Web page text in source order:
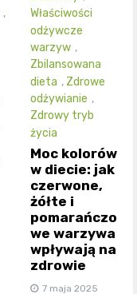
,
Właściwości
odżywcze
warzyw ,
Zbilansowana
dieta , Zdrowe
odżywianie ,
Zdrowy tryb
życia
Moc kolorów
w diecie: jak
czerwone,
żółte i
pomarańczo
we warzywa
wpływają na
zdrowie
7 maja 2025